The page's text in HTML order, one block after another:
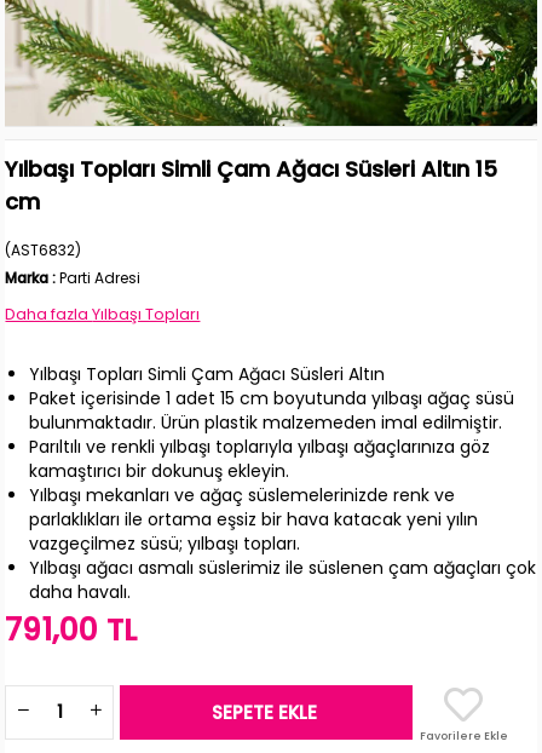
Yılbaşı Topları Simli Çam Ağacı Süsleri Altın 15
cm
(AST6832)
Marka : Parti Adresi
Daha fazlaYılbaşı Topları
Yılbaşı Topları Simli Çam Ağacı Süsleri Altın
Paket içerisinde 1 adet 15 cm boyutunda yılbaşı ağaç süsü
bulunmaktadır. Ürün plastik malzemeden imal edilmiştir.
Parıltılı ve renkli yılbaşı toplarıyla yılbaşı ağaçlarınıza göz
kamaştırıcı bir dokunuş ekleyin.
Yılbaşı mekanları ve ağaç süslemelerinizde renk ve
parlaklıkları ile ortama eşsiz bir hava katacak yeni yılın
vazgeçilmez süsü; yılbaşı topları.
Yılbaşı ağacı asmalı süslerimiz ile süslenen çam ağaçları çok
daha havalı.
791,00 TL
Favorilere Ekle